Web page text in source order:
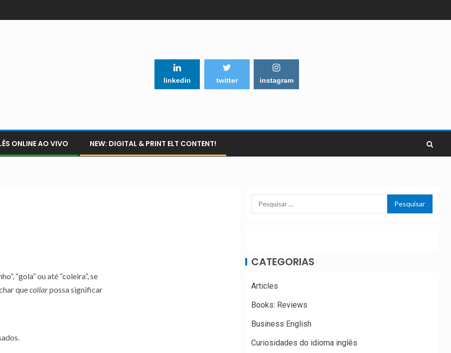
linkedin twitter instagram
ONLINE AO VIVO NEW: DIGITAL & PRINT ELT CONTENT!
“gola” ou até “coleira”, se
quecollarpossa significar
CATEGORIAS
Articles
Books: Reviews
Business English
Curiosidades do idioma inglês